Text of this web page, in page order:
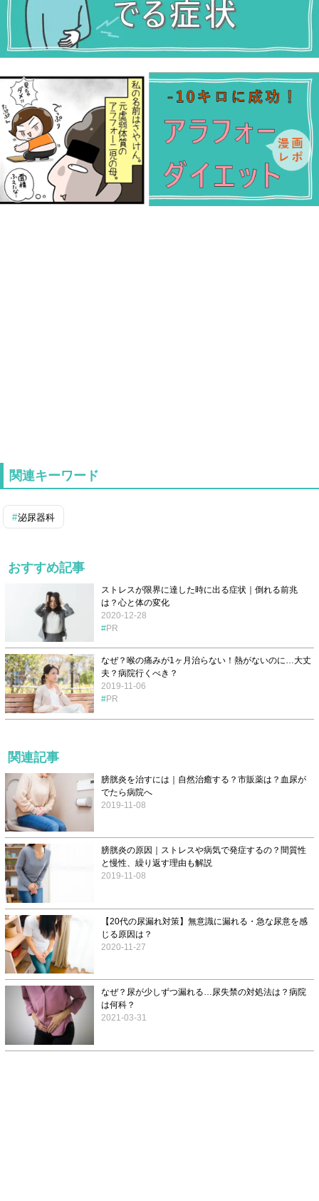
関連キーワード
泌尿器科
おすすめ記事
ストレスが限界に達した時に出る症状｜倒れる前兆
は？心と体の変化
2020-12-28
PR
なぜ？喉の痛みが1ヶ月治らない！熱がないのに…大丈
夫？病院行くべき？
2019-11-06
PR
関連記事
膀胱炎を治すには｜自然治癒する？市販薬は？血尿が
でたら病院へ
2019-11-08
膀胱炎の原因｜ストレスや病気で発症するの？間質性
と慢性、繰り返す理由も解説
2019-11-08
【20代の尿漏れ対策】無意識に漏れる・急な尿意を感
じる原因は？
2020-11-27
なぜ？尿が少しずつ漏れる…尿失禁の対処法は？病院
は何科？
2021-03-31